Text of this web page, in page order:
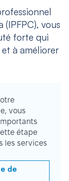
vous
forte qui
et à améliorer
vous
étape
les services
de